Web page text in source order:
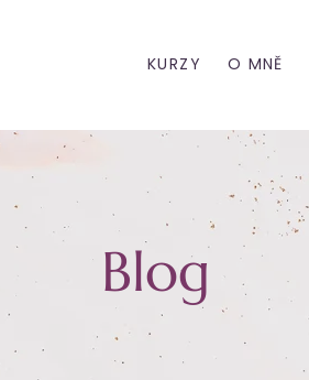
KURZY O MNĚ
Blog